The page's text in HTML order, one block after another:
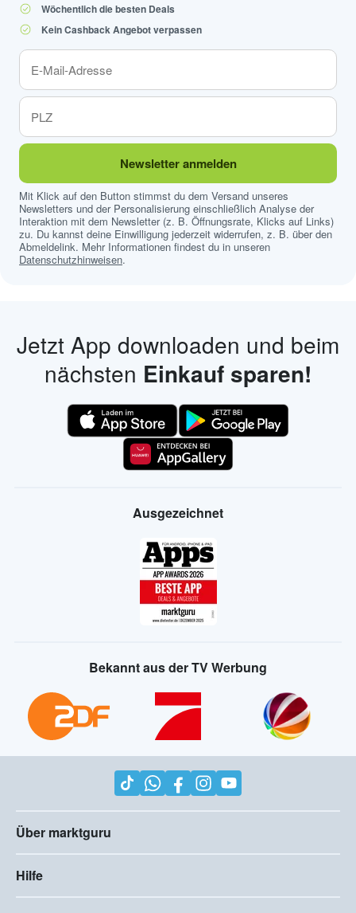
Wöchentlich die besten Deals
Kein Cashback Angebot verpassen
Newsletter anmelden
Mit Klick auf den Button stimmst du dem Versand unseres
Newsletters und der Personalisierung einschließlich Analyse der
Interaktion mit dem Newsletter (z. B. Öffnungsrate, Klicks auf Links)
zu. Du kannst deine Einwilligung jederzeit widerrufen, z. B. über den
Abmeldelink. Mehr Informationen findest du in unseren
Datenschutzhinweisen.
Jetzt App downloaden und beim
nächsten Einkauf sparen!
Ausgezeichnet
Bekannt aus der TV Werbung
Über marktguru
Hilfe